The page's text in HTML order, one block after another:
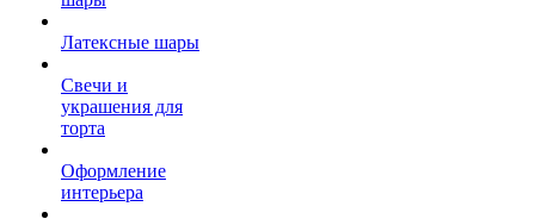
Латексные шары
Свечи и
украшения для
торта
Оформление
интерьера